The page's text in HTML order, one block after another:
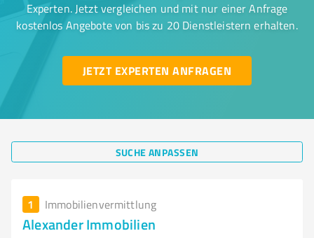
Experten. Jetzt vergleichen und mit nur einer Anfrage
kostenlos Angebote von bis zu 20 Dienstleistern erhalten.
JETZT EXPERTEN ANFRAGEN
SUCHE ANPASSEN
1 Immobilienvermittlung
Alexander Immobilien